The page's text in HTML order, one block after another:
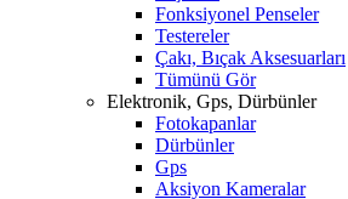
Fonksiyonel Penseler
Testereler
Çakı, Bıçak Aksesuarları
Tümünü Gör
Elektronik, Gps, Dürbünler
Fotokapanlar
Dürbünler
Gps
Aksiyon Kameralar